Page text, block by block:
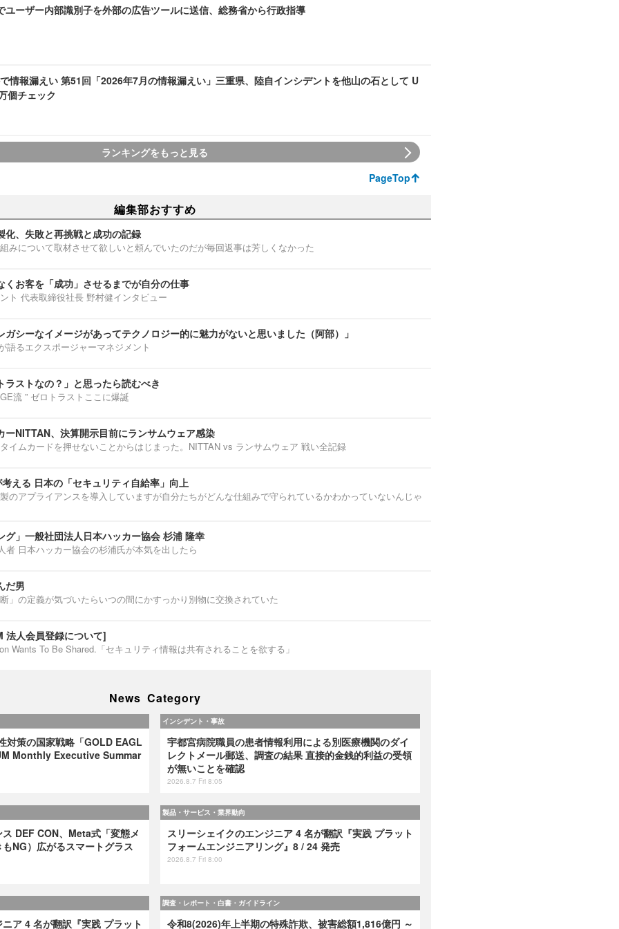
ユーザー内部識別子を外部の広告ツールに送信、総務省から行政指導
情報漏えい 第51回「2026年7月の情報漏えい」三重県、陸自インシデントを他山の石として U
個チェック
ランキングをもっと見る
PageTop
編集部おすすめ
化、失敗と再挑戦と成功の記録
みについて取材させて欲しいと頼んでいたのだが毎回返事は芳しくなかった
くお客を「成功」させるまでが自分の仕事
ト 代表取締役社長 野村健インタビュー
ガシーなイメージがあってテクノロジー的に魅力がないと思いました（阿部）」
語るエクスポージャーマネジメント
ラストなの？」と思ったら読むべき
流 ” ゼロトラストここに爆誕
ーNITTAN、決算開示目前にランサムウェア感染
イムカードを押せないことからはじまった。NITTAN vs ランサムウェア 戦い全記録
える 日本の「セキュリティ自給率」向上
のアプライアンスを導入していますが自分たちがどんな仕組みで守られているかわかっていないんじゃ
グ」一般社団法人日本ハッカー協会 杉浦 隆幸
者 日本ハッカー協会の杉浦氏が本気を出したら
だ男
」の定義が気づいたらいつの間にかすっかり別物に交換されていた
法人会員登録について]
Wants To Be Shared.「セキュリティ情報は共有されることを欲する」
News Category
対策の国家戦略「GOLD EAGL
Monthly Executive Summar
インシデント・事故
宇都宮病院職員の患者情報利用による別医療機関のダイ
レクトメール郵送、調査の結果 直接的金銭的利益の受領
が無いことを確認
2026.8.7 Fri 8:05
DEF CON、Meta式「変態メ
NG）広がるスマートグラス
製品・サービス・業界動向
スリーシェイクのエンジニア 4 名が翻訳『実践 プラット
フォームエンジニアリング』8 / 24 発売
2026.8.7 Fri 8:00
ア 4 名が翻訳『実践 プラット
調査・レポート・白書・ガイドライン
令和8(2026)年上半期の特殊詐欺、被害総額1,816億円 ～